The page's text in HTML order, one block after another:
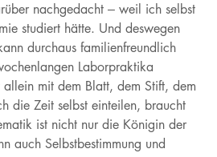
nachgedacht – weil ich selbst
studiert hätte. Und deswegen
durchaus familienfreundlich
Laborpraktika
mit dem Blatt, dem Stift, dem
die Zeit selbst einteilen, braucht
ist nicht nur die Königin der
auch Selbstbestimmung und